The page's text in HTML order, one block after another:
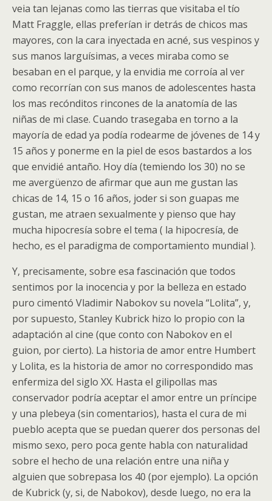
veia tan lejanas como las tierras que visitaba el tío
Matt Fraggle, ellas preferían ir detrás de chicos mas
mayores, con la cara inyectada en acné, sus vespinos y
sus manos larguísimas, a veces miraba como se
besaban en el parque, y la envidia me corroía al ver
como recorrían con sus manos de adolescentes hasta
los mas recónditos rincones de la anatomía de las
niñas de mi clase. Cuando trasegaba en torno a la
mayoría de edad ya podía rodearme de jóvenes de 14 y
15 años y ponerme en la piel de esos bastardos a los
que envidié antaño. Hoy día (temiendo los 30) no se
me avergüenzo de afirmar que aun me gustan las
chicas de 14, 15 o 16 años, joder si son guapas me
gustan, me atraen sexualmente y pienso que hay
mucha hipocresía sobre el tema ( la hipocresía, de
hecho, es el paradigma de comportamiento mundial ).
Y, precisamente, sobre esa fascinación que todos
sentimos por la inocencia y por la belleza en estado
puro cimentó Vladimir Nabokov su novela “Lolita”, y,
por supuesto, Stanley Kubrick hizo lo propio con la
adaptación al cine (que conto con Nabokov en el
guion, por cierto). La historia de amor entre Humbert
y Lolita, es la historia de amor no correspondido mas
enfermiza del siglo XX. Hasta el gilipollas mas
conservador podría aceptar el amor entre un príncipe
y una plebeya (sin comentarios), hasta el cura de mi
pueblo acepta que se puedan querer dos personas del
mismo sexo, pero poca gente habla con naturalidad
sobre el hecho de una relación entre una niña y
alguien que sobrepasa los 40 (por ejemplo). La opción
de Kubrick (y, si, de Nabokov), desde luego, no era la